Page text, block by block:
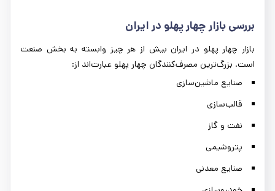
بررسی بازار چهار پهلو در ایران
بازار چهار پهلو در ایران بیش از هر چیز وابسته به بخش صنعت
است. بزرگ‌ترین مصرف‌کنندگان چهار پهلو عبارت‌اند از:
صنایع ماشین‌سازی
قالب‌سازی
نفت و گاز
پتروشیمی
صنایع معدنی